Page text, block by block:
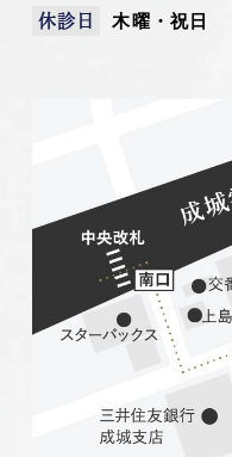
休診日 木曜・祝日